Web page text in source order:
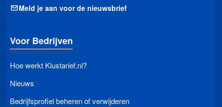
Meld je aan voor de nieuwsbrief
Voor Bedrijven
Hoe werkt Klustarief.nl?
Nieuws
Bedrijfsprofiel beheren of verwijderen